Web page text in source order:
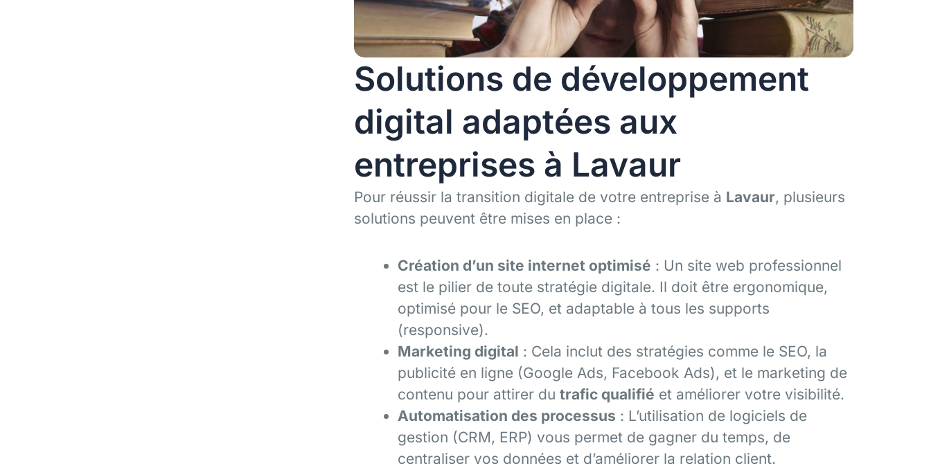
Solutions de développement
digital adaptées aux
entreprises à Lavaur
Pour réussir la transition digitale de votre entreprise à Lavaur, plusieurs
solutions peuvent être mises en place :
Création d’un site internet optimisé : Un site web professionnel
est le pilier de toute stratégie digitale. Il doit être ergonomique,
optimisé pour le SEO, et adaptable à tous les supports
(responsive).
Marketing digital : Cela inclut des stratégies comme le SEO, la
publicité en ligne (Google Ads, Facebook Ads), et le marketing de
contenu pour attirer du trafic qualifié et améliorer votre visibilité.
Automatisation des processus : L’utilisation de logiciels de
gestion (CRM, ERP) vous permet de gagner du temps, de
centraliser vos données et d’améliorer la relation client.